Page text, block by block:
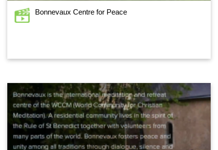
Bonnevaux Centre for Peace